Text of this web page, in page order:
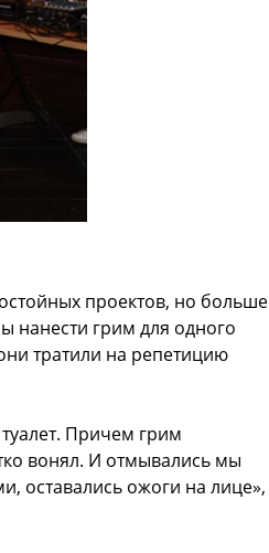
проектов, но больше
нанести грим для одного
тратили на репетицию
Причем грим
вонял. И отмывались мы
оставались ожоги на лице»,